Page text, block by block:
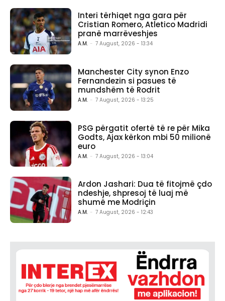
Interi tërhiqet nga gara për
Cristian Romero, Atletico Madridi
pranë marrëveshjes
A.M. - 7 August, 2026 - 13:34
Manchester City synon Enzo
Fernandezin si pasues të
mundshëm të Rodrit
A.M. - 7 August, 2026 - 13:25
PSG përgatit ofertë të re për Mika
Godts, Ajax kërkon mbi 50 milionë
euro
A.M. - 7 August, 2026 - 13:04
Ardon Jashari: Dua të fitojmë çdo
ndeshje, shpresoj të luaj më
shumë me Modriçin
A.M. - 7 August, 2026 - 12:43